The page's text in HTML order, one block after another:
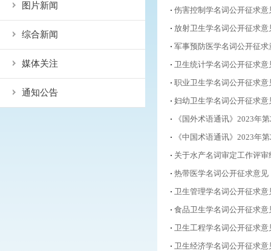
图片新闻
综合新闻
媒体关注
通知公告
伤害控制学名词公开征求意
放射卫生学名词公开征求意
军事预防医学名词公开征求
卫生统计学名词公开征求意
职业卫生学名词公开征求意
妇幼卫生学名词公开征求意
《国外术语通讯》2023年
《中国术语通讯》2023年
关于水产名词审定工作评审
热带医学名词公开征求意见
卫生管理学名词公开征求意
食品卫生学名词公开征求意
卫生工程学名词公开征求意
卫生经济学名词公开征求意